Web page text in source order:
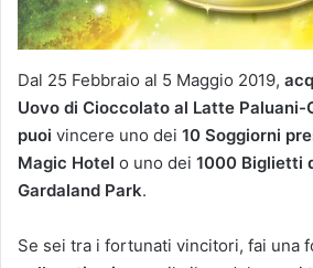
Dal 25 Febbraio al 5 Maggio 2019,
Uovo di Cioccolato al Latte Paluani-
puoi vincere uno dei 10 Soggiorni
Magic Hotel o uno dei 1000 Biglietti
Gardaland Park.
Se sei tra i fortunati vincitori, fai una